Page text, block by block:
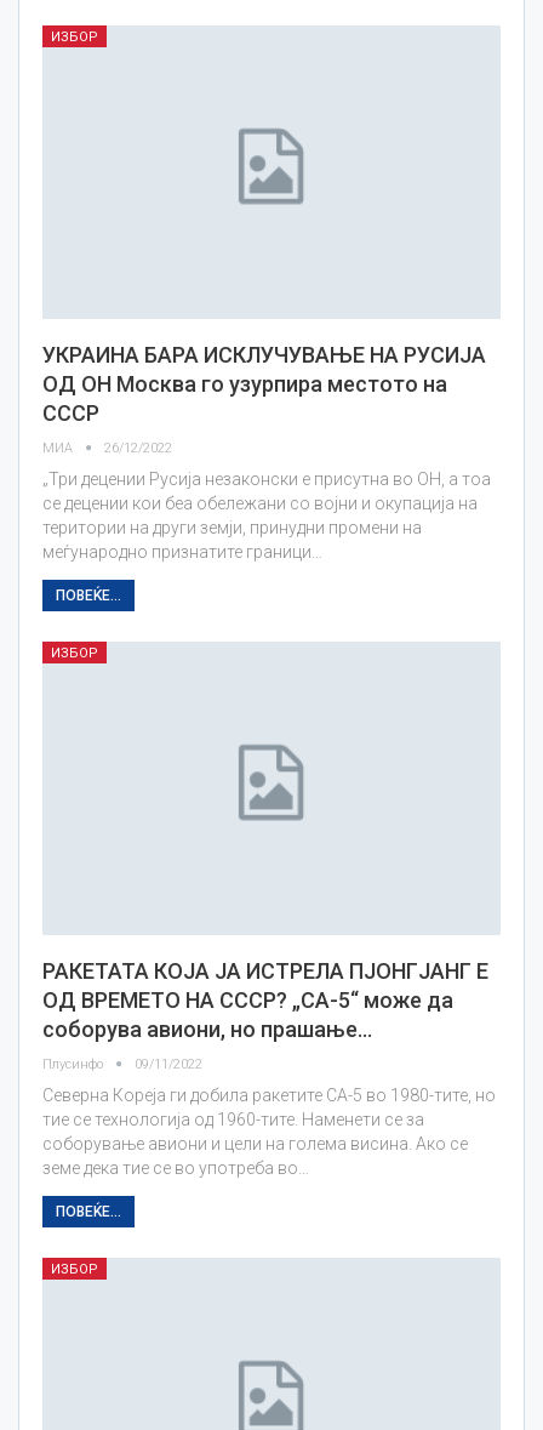
ИЗБОР
УКРАИНА БАРА ИСКЛУЧУВАЊЕ НА РУСИЈА
ОД ОН Москва го узурпира местото на
СССР
МИА 26/12/2022
„Три децении Русија незаконски е присутна во ОН, а тоа
се децении кои беа обележани со војни и окупација на
територии на други земји, принудни промени на
меѓународно признатите граници…
ПОВЕЌЕ...
ИЗБОР
РАКЕТАТА КОЈА ЈА ИСТРЕЛА ПЈОНГЈАНГ Е
ОД ВРЕМЕТО НА СССР? „СА-5“ може да
соборува авиони, но прашање…
Плусинфо 09/11/2022
Северна Кореја ги добила ракетите СА-5 во 1980-тите, но
тие се технологија од 1960-тите. Наменети се за
соборување авиони и цели на голема висина. Ако се
земе дека тие се во употреба во…
ПОВЕЌЕ...
ИЗБОР